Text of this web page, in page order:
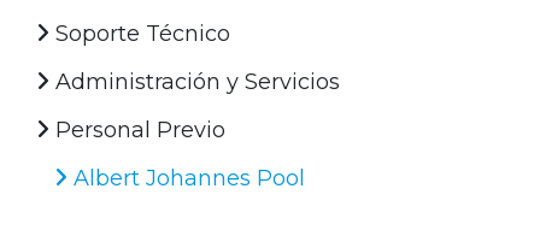
Soporte Técnico
Administración y Servicios
Personal Previo
Albert Johannes Pool